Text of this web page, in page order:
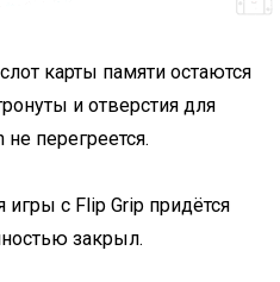
карты памяти остаются
и отверстия для
не перегреется.
с Flip Grip придётся
закрыл.